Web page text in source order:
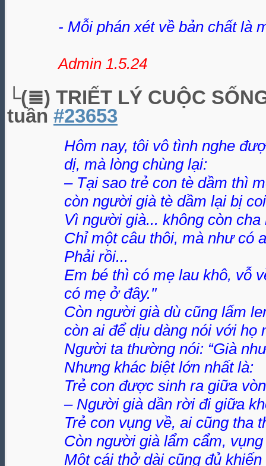
- Mỗi phán xét về bản chất là
Admin 1.5.24
└(≣) TRIẾT LÝ CUỘC
tuần #23653
Hôm nay, tôi vô tình nghe
dị, mà lòng chùng lại:
– Tại sao trẻ con tè dầm thì
còn người già tè dầm lại bị
Vì người già... không còn cha
Chỉ một câu thôi, mà như có
Phải rồi...
Em bé thì có mẹ lau khô, vỗ
có mẹ ở đây."
Còn người già dù cũng lấm
còn ai để dịu dàng nói với họ
Người ta thường nói: “Già
Nhưng khác biệt lớn nhất là:
Trẻ con được sinh ra giữa
– Người già dần rời đi giữa
Trẻ con vụng về, ai cũng tha
Còn người già lẩm cẩm,
Một cái thở dài cũng đủ